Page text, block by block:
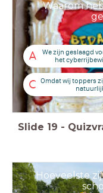
Waarom
A
We zijn geslaagd
het
C Omdat wij toppers
Slide 19 -
Hoeveelste